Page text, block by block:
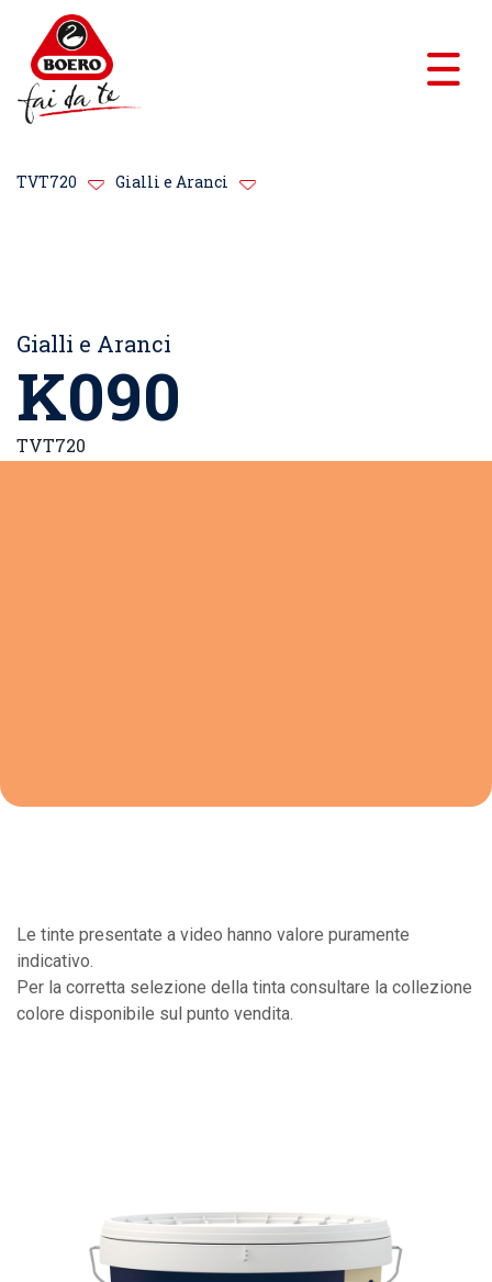
TVT720 Gialli e Aranci
Gialli e Aranci
K090
TVT720
Le tinte presentate a video hanno valore puramente
indicativo.
Per la corretta selezione della tinta consultare la collezione
colore disponibile sul punto vendita.